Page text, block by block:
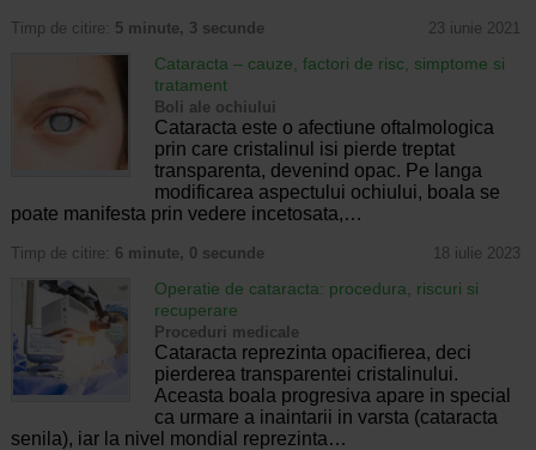
Timp de citire: 5 minute, 3 secunde 23 iunie 2021
Cataracta – cauze, factori de risc, simptome si
tratament
Boli ale ochiului
Cataracta este o afectiune oftalmologica
prin care cristalinul isi pierde treptat
transparenta, devenind opac. Pe langa
modificarea aspectului ochiului, boala se
poate manifesta prin vedere incetosata,…
Timp de citire: 6 minute, 0 secunde 18 iulie 2023
Operatie de cataracta: procedura, riscuri si
recuperare
Proceduri medicale
Cataracta reprezinta opacifierea, deci
pierderea transparentei cristalinului.
Aceasta boala progresiva apare in special
ca urmare a inaintarii in varsta (cataracta
senila), iar la nivel mondial reprezinta…